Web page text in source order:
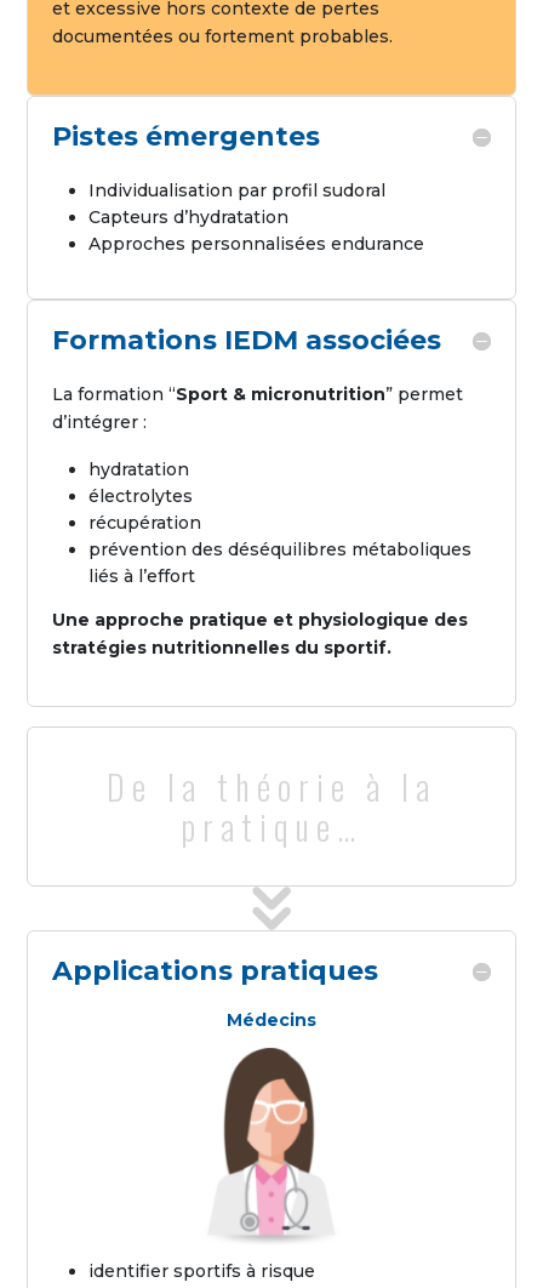
et excessive hors contexte de pertes
documentées ou fortement probables.
Pistes émergentes
Individualisation par profil sudoral
Capteurs d’hydratation
Approches personnalisées endurance
Formations IEDM associées
La formation “Sport & micronutrition” permet
d’intégrer :
hydratation
électrolytes
récupération
prévention des déséquilibres métaboliques
liés à l’effort
Une approche pratique et physiologique des
stratégies nutritionnelles du sportif.
De la théorie à la
pratique…
Applications pratiques
Médecins
identifier sportifs à risque